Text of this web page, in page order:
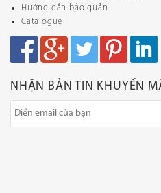
Hướng dẫn bảo quản
Catalogue
NHẬN BẢN TIN KHUYẾN